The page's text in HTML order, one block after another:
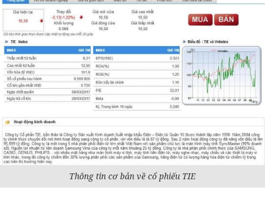
Thông tin cơ bản về cổ phiếu TIE